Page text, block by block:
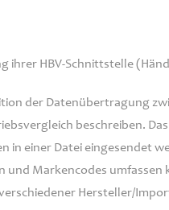
ihrer HBV-Schnittstelle
der Datenübertragung
beschreiben.
in einer Datei eingesendet
und Markencodes
Hersteller/